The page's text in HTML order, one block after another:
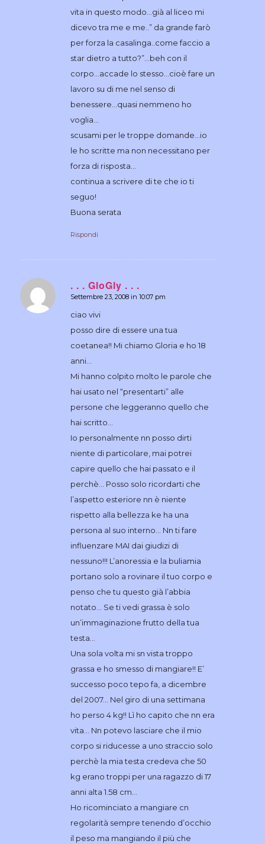
vita in questo modo…già al liceo mi
dicevo tra me e me..” da grande farò
per forza la casalinga..come faccio a
star dietro a tutto?”…beh con il
corpo…accade lo stesso…cioè fare un
lavoro su di me nel senso di
benessere…quasi nemmeno ho
voglia…
scusami per le troppe domande…io
le ho scritte ma non necessitano per
forza di risposta…
continua a scrivere di te che io ti
seguo!
Buona serata
Rispondi
. . . GloGly . . .
dice:
Settembre 23, 2008 in 10:07 pm
ciao vivi
posso dire di essere una tua
coetanea!! Mi chiamo Gloria e ho 18
anni…
Mi hanno colpito molto le parole che
hai usato nel “presentarti” alle
persone che leggeranno quello che
hai scritto…
Io personalmente nn posso dirti
niente di particolare, mai potrei
capire quello che hai passato e il
perchè… Posso solo ricordarti che
l’aspetto esteriore nn è niente
rispetto alla bellezza ke ha una
persona al suo interno… Nn ti fare
influenzare MAI dai giudizi di
nessuno!!! L’anoressia e la buliamia
portano solo a rovinare il tuo corpo e
penso che tu questo già l’abbia
notato… Se ti vedi grassa è solo
un’immaginazione frutto della tua
testa…
Una sola volta mi sn vista troppo
grassa e ho smesso di mangiare!! E’
successo poco tepo fa, a dicembre
del 2007… Nel giro di una settimana
ho perso 4 kg!! Lì ho capito che nn era
vita… Nn potevo lasciare che il mio
corpo si riducesse a uno straccio solo
perchè la mia testa credeva che 50
kg erano troppi per una ragazzo di 17
anni alta 1.58 cm…
Ho ricominciato a mangiare cn
regolarità sempre tenendo d’occhio
il peso ma mangiando il più che